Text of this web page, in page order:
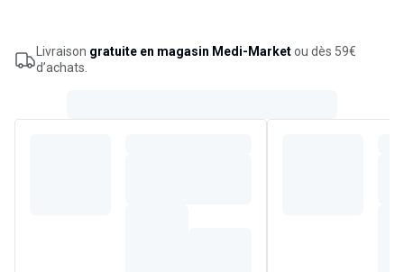
Livraison gratuite en magasin Medi-Marketou dès 59€
d’achats.